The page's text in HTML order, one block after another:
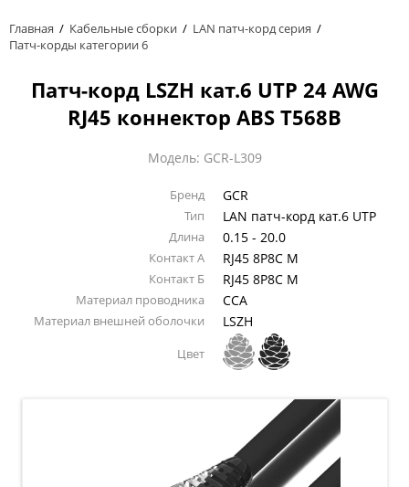
Главная / Кабельные сборки / LAN патч-корд серия /
Патч-корды категории 6
Патч-корд LSZH кат.6 UTP 24 AWG
RJ45 коннектор ABS T568B
Модель: GCR-L309
Бренд GCR
Тип LAN патч-корд кат.6 UTP
Длина 0.15 - 20.0
Контакт А RJ45 8P8C M
Контакт Б RJ45 8P8C M
Материал проводника CCA
Материал внешней оболочки LSZH
Цвет